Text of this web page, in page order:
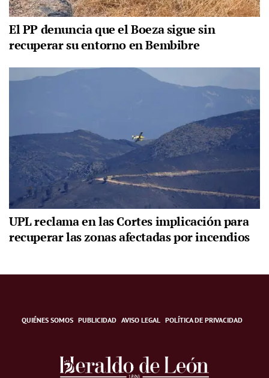
El PP denuncia que el Boeza sigue sin
recuperar su entorno en Bembibre
UPL reclama en las Cortes implicación para
recuperar las zonas afectadas por incendios
QUIÉNES SOMOS PUBLICIDAD AVISO LEGAL POLÍTICA DE PRIVACIDAD